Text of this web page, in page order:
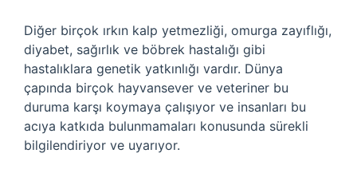
Diğer birçok ırkın kalp yetmezliği, omurga zayıflığı,
diyabet, sağırlık ve böbrek hastalığı gibi
hastalıklara genetik yatkınlığı vardır. Dünya
çapında birçok hayvansever ve veteriner bu
duruma karşı koymaya çalışıyor ve insanları bu
acıya katkıda bulunmamaları konusunda sürekli
bilgilendiriyor ve uyarıyor.